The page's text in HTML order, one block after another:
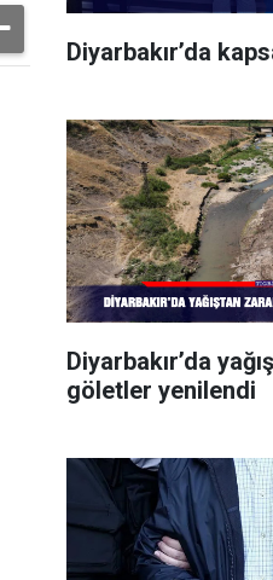
Diyarbakır’da
Diyarbakır’da
göletler yenilendi